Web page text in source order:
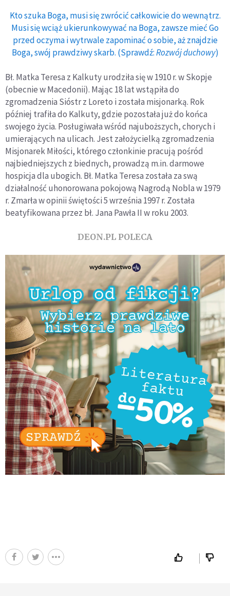
Kto szuka Boga, musi się zwrócić całkowicie do wewnątrz.
Musi się wciąż ukierunkowywać na Boga, zawsze mieć Go
przed oczyma i wytrwale zapominać o sobie, aż znajdzie
Boga, swój prawdziwy skarb. (Sprawdź:Rozwój duchowy)
Bł. Matka Teresa z Kalkuty urodziła się w 1910 r. w Skopje
(obecnie w Macedonii). Mając 18 lat wstąpiła do
zgromadzenia Sióstr z Loreto i została misjonarką. Rok
później trafiła do Kalkuty, gdzie pozostała już do końca
swojego życia. Posługiwała wśród najuboższych, chorych i
umierających na ulicach. Jest założycielką zgromadzenia
Misjonarek Miłości, którego członkinie pracują pośród
najbiedniejszych z biednych, prowadzą m.in. darmowe
hospicja dla ubogich. Bł. Matka Teresa została za swą
działalność uhonorowana pokojową Nagrodą Nobla w 1979
r. Zmarła w opinii świętości 5 września 1997 r. Została
beatyfikowana przez bł. Jana Pawła II w roku 2003.
DEON.PL POLECA